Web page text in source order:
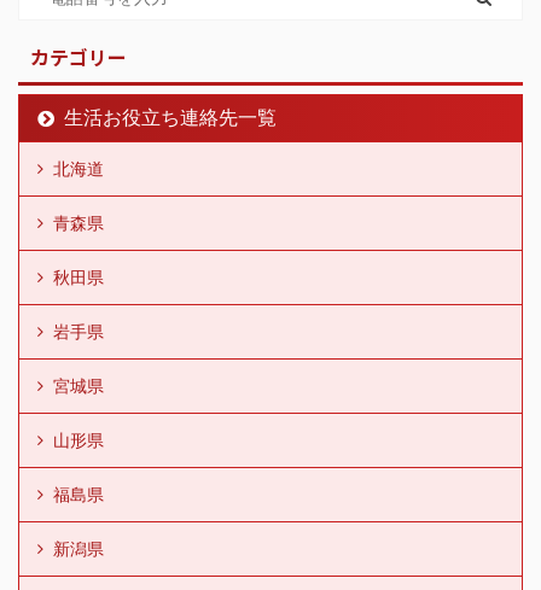
カテゴリー
生活お役立ち連絡先一覧
北海道
青森県
秋田県
岩手県
宮城県
山形県
福島県
新潟県